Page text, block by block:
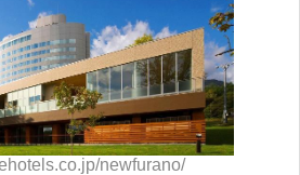
newfurano/